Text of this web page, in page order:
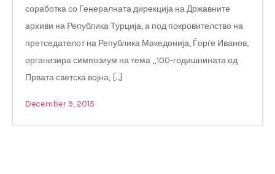
соработка со Генералната дирекција на Државните
архиви на Република Турција, а под покровителство на
претседателот на Република Македонија, Ѓорѓе Иванов,
организира симпозиум на тема „100-годишнината од
Првата светска војна, […]
December 9, 2015